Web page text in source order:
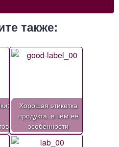
также:
Хорошая этикетка
продукта, в чём её
особенности